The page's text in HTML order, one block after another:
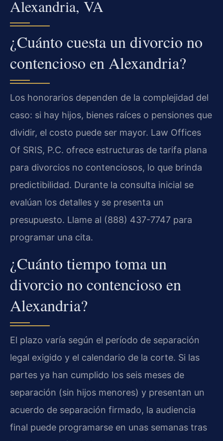
Alexandria, VA
¿Cuánto cuesta un divorcio no
contencioso en Alexandria?
Los honorarios dependen de la complejidad del
caso: si hay hijos, bienes raíces o pensiones que
dividir, el costo puede ser mayor. Law Offices
Of SRIS, P.C. ofrece estructuras de tarifa plana
para divorcios no contenciosos, lo que brinda
predictibilidad. Durante la consulta inicial se
evalúan los detalles y se presenta un
presupuesto. Llame al (888) 437-7747 para
programar una cita.
¿Cuánto tiempo toma un
divorcio no contencioso en
Alexandria?
El plazo varía según el período de separación
legal exigido y el calendario de la corte. Si las
partes ya han cumplido los seis meses de
separación (sin hijos menores) y presentan un
acuerdo de separación firmado, la audiencia
final puede programarse en unas semanas tras